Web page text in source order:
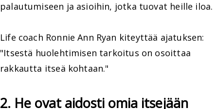
palautumiseen ja asioihin, jotka tuovat heille iloa.
Life coach Ronnie Ann Ryan kiteyttää ajatuksen:
"Itsestä huolehtimisen tarkoitus on osoittaa
rakkautta itseä kohtaan."
2. He ovat aidosti omia itsejään